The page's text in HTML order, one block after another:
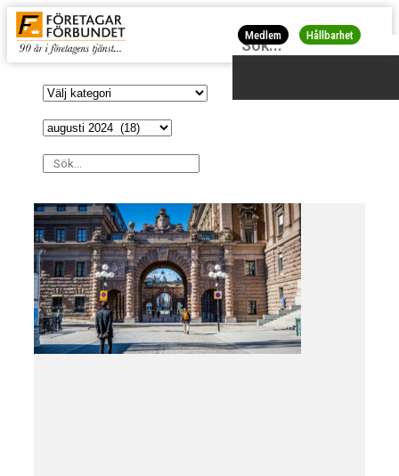
Medlem Hållbarhet